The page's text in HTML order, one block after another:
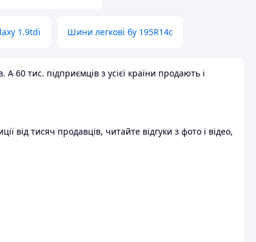
1.9tdi Шини легкові бу 195R14c
60 тис. підприємців з усієї країни продають і
від тисяч продавців, читайте відгуки з фото і відео,